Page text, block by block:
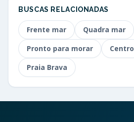
BUSCAS RELACIONADAS
Frente mar Quadra mar
Pronto para morar
Centro
Praia Brava